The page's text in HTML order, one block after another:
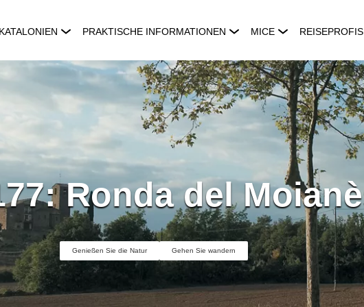
PRAKTISCHE INFORMATIONEN MICE REISEPROFIS
Ronda del
Genießen Sie die Natur Gehen Sie wandern